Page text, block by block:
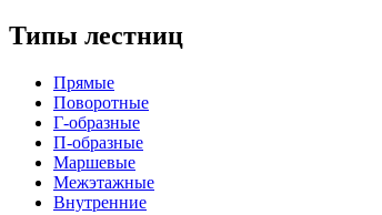
Типы лестниц
Прямые
Поворотные
Г-образные
П-образные
Маршевые
Межэтажные
Внутренние